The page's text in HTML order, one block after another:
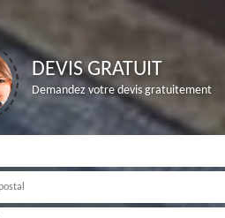
DEVIS GRATUIT
Demandez votre devis gratuitement